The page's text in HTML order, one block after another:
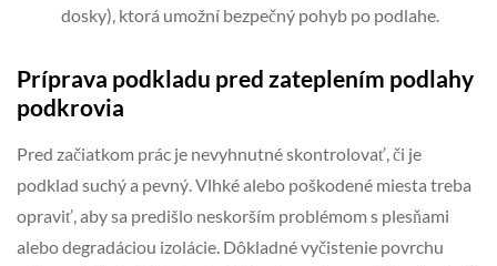
dosky), ktorá umožní bezpečný pohyb po podlahe.
Príprava podkladu pred zateplením podlahy
podkrovia
Pred začiatkom prác je nevyhnutné skontrolovať, či je
podklad suchý a pevný. Vlhké alebo poškodené miesta treba
opraviť, aby sa predišlo neskorším problémom s plesňami
alebo degradáciou izolácie. Dôkladné vyčistenie povrchu